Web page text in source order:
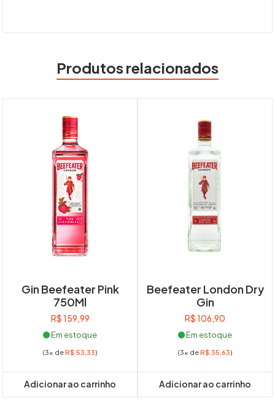
Produtos relacionados
Gin Beefeater Pink
750Ml
R$159,99
Em estoque
(3x deR$ 53,33)
Adicionar ao carrinho
Beefeater London Dry
Gin
R$106,90
Em estoque
(3x deR$ 35,63)
Adicionar ao carrinho